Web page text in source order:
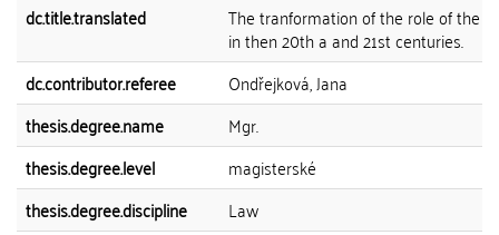
dc.title.translated
The tranformation of the role of the
in then 20th a and 21st centuries.
dc.contributor.referee
Ondřejková, Jana
thesis.degree.name
Mgr.
thesis.degree.level
magisterské
thesis.degree.discipline
Law